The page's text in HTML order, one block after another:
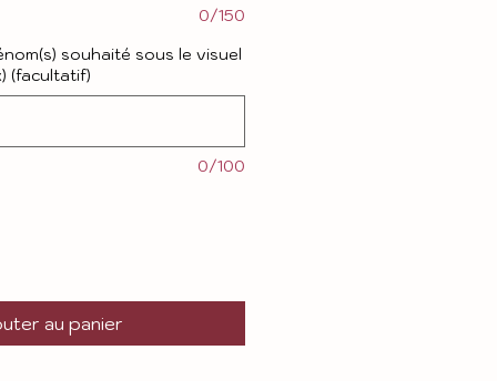
0/150
souhaité sous le visuel
(facultatif)
0/100
au panier